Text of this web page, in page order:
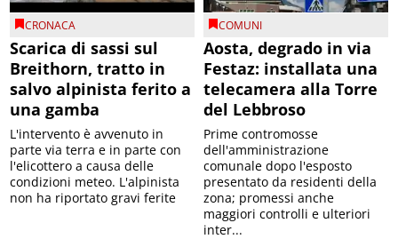
CRONACA
Scarica di sassi sul
Breithorn, tratto in
salvo alpinista ferito a
una gamba
L'intervento è avvenuto in
parte via terra e in parte con
l'elicottero a causa delle
condizioni meteo. L'alpinista
non ha riportato gravi ferite
COMUNI
Aosta, degrado in via
Festaz: installata una
telecamera alla Torre
del Lebbroso
Prime contromosse
dell'amministrazione
comunale dopo l'esposto
presentato da residenti della
zona; promessi anche
maggiori controlli e ulteriori
inter...